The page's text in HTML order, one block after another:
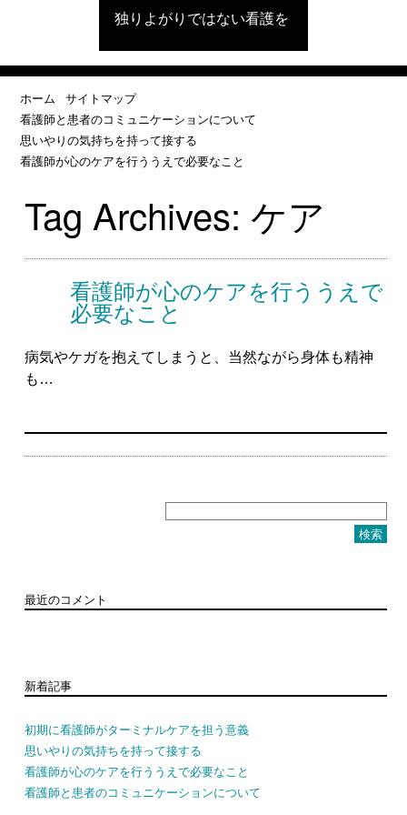
独りよがりではない看護を
ホーム
サイトマップ
看護師と患者のコミュニケーションについて
思いやりの気持ちを持って接する
看護師が心のケアを行ううえで必要なこと
Tag Archives: ケア
看護師が心のケアを行ううえで
必要なこと
病気やケガを抱えてしまうと、当然ながら身体も精神
も…
最近のコメント
新着記事
初期に看護師がターミナルケアを担う意義
思いやりの気持ちを持って接する
看護師が心のケアを行ううえで必要なこと
看護師と患者のコミュニケーションについて